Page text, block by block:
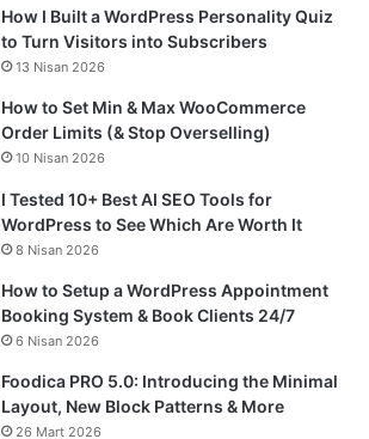
How I Built a WordPress Personality Quiz
to Turn Visitors into Subscribers
13 Nisan 2026
How to Set Min & Max WooCommerce
Order Limits (& Stop Overselling)
10 Nisan 2026
I Tested 10+ Best AI SEO Tools for
WordPress to See Which Are Worth It
8 Nisan 2026
How to Setup a WordPress Appointment
Booking System & Book Clients 24/7
6 Nisan 2026
Foodica PRO 5.0: Introducing the Minimal
Layout, New Block Patterns & More
26 Mart 2026